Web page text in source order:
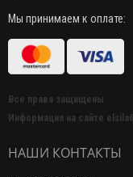
Мы принимаем к оплате:
Все права защищены.
Информация на сайте
НАШИ КОНТАКТЫ